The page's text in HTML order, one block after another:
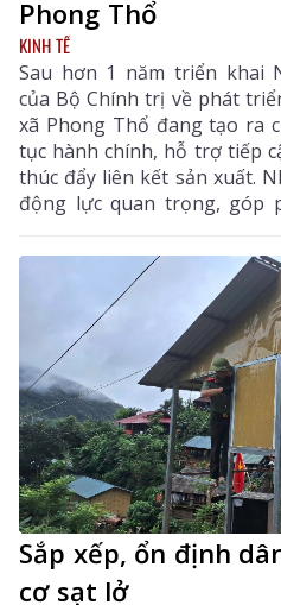
Phong Thổ
KINH TẾ
Sau hơn 1 năm triển khai
của Bộ Chính trị về phát
xã Phong Thổ đang tạo ra
tục hành chính, hỗ trợ tiếp
thúc đẩy liên kết sản xuất.
động lực quan trọng, góp
kinh tế - xã hội của vùng
khẳng định rõ nét vai trò
Sắp xếp, ổn định
cơ sạt lở